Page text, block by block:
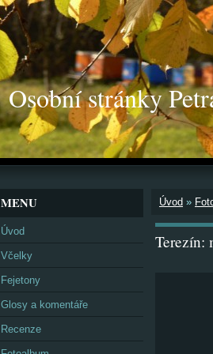
Osobní stránky
Úvod »
Terezín:
MENU
Úvod
Včelky
Fejetony
Glosy a komentáře
Recenze